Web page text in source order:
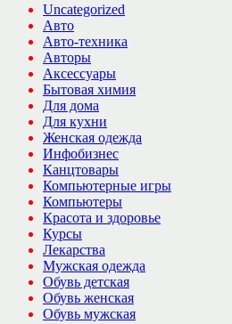
Uncategorized
Авто
Авто-техника
Авторы
Аксессуары
Бытовая химия
Для дома
Для кухни
Женская одежда
Инфобизнес
Канцтовары
Компьютерные игры
Компьютеры
Красота и здоровье
Курсы
Лекарства
Мужская одежда
Обувь детская
Обувь женская
Обувь мужская